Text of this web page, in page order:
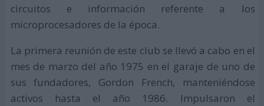
circuitos e información referente a los
microprocesadores de la época.
La primera reunión de este club se llevó a cabo en el
mes de marzo del año 1975 en el garaje de uno de
sus fundadores, Gordon French, manteniéndose
activos hasta el año 1986. Impulsaron el